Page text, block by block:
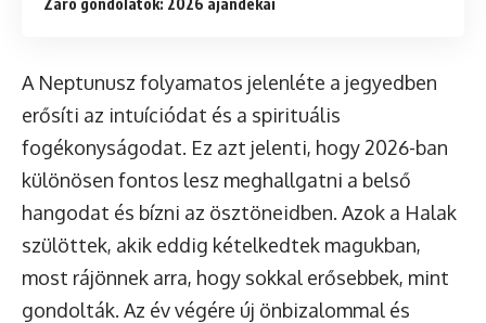
A Neptunusz folyamatos jelenléte a jegyedben
erősíti az intuíciódat és a spirituális
fogékonyságodat. Ez azt jelenti, hogy 2026-ban
különösen fontos lesz meghallgatni a belső
hangodat és bízni az ösztöneidben. Azok a Halak
szülöttek, akik eddig kételkedtek magukban,
most rájönnek arra, hogy sokkal erősebbek, mint
gondolták. Az év végére új önbizalommal és